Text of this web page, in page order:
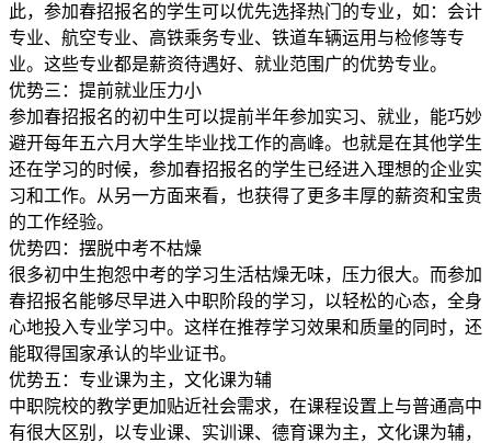
此，参加春招报名的学生可以优先选择热门的专业，如：会计
专业、航空专业、高铁乘务专业、铁道车辆运用与检修等专
业。这些专业都是薪资待遇好、就业范围广的优势专业。
优势三：提前就业压力小
参加春招报名的初中生可以提前半年参加实习、就业，能巧妙
避开每年五六月大学生毕业找工作的高峰。也就是在其他学生
还在学习的时候，参加春招报名的学生已经进入理想的企业实
习和工作。从另一方面来看，也获得了更多丰厚的薪资和宝贵
的工作经验。
优势四：摆脱中考不枯燥
很多初中生抱怨中考的学习生活枯燥无味，压力很大。而参加
春招报名能够尽早进入中职阶段的学习，以轻松的心态，全身
心地投入专业学习中。这样在推荐学习效果和质量的同时，还
能取得国家承认的毕业证书。
优势五：专业课为主，文化课为辅
中职院校的教学更加贴近社会需求，在课程设置上与普通高中
有很大区别，以专业课、实训课、德育课为主，文化课为辅，